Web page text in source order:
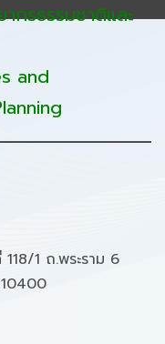
กรธรรมชาติและ
and
1 ถ.พระราม 6